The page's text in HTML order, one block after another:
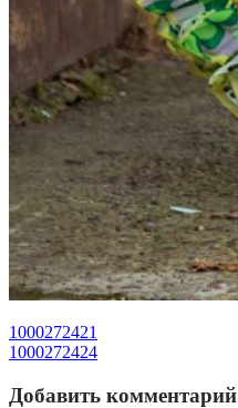
1000272421
1000272424
Добавить комментарий